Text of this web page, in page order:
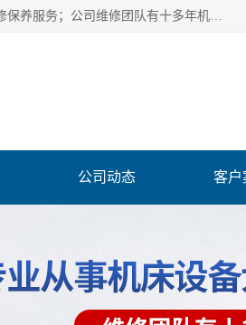
苏州金蚂蚁机电设备有限公司位于苏州市吴中区，本公司从事机床设备大修改造，机床维修保养服务；公司维修团队有十多年机床设备维修维护经验，提供切削类机床设备大修，机床维修，机床保养服务；提供加工大修，数控车床大修，磨床大修，摇臂钻床大修服务；提供国产和进口CNC维修，平面磨床维修，镗床维修，摇臂钻床维修，内外圆磨床维修，数控车床维修，非标类机床设备维修改造。
公司动态 客户